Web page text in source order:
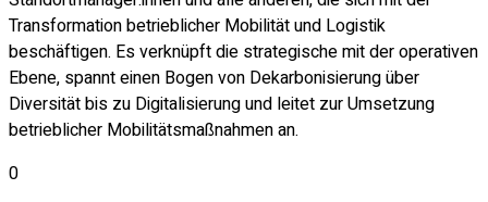
Transformation betrieblicher Mobilität und Logistik
beschäftigen. Es verknüpft die strategische mit der operativen
Ebene, spannt einen Bogen von Dekarbonisierung über
Diversität bis zu Digitalisierung und leitet zur Umsetzung
betrieblicher Mobilitätsmaßnahmen an.
0